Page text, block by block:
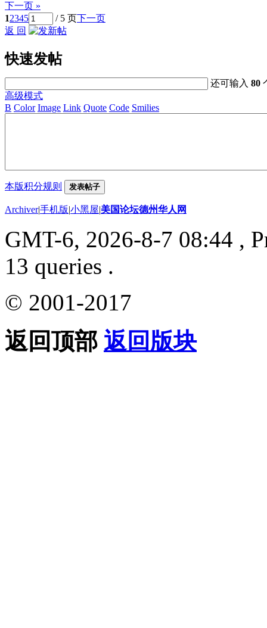
下一页 »
12345 / 5 页下一页
返 回
快速发帖
还可输入80
高级模式
B Color Image Link Quote Code Smilies
本版积分规则 发表帖子
Archiver|手机版|小黑屋|美国论坛德州华人网
GMT-6, 2026-8-7 08:44 ,
13 queries .
© 2001-2017
返回顶部 返回版块